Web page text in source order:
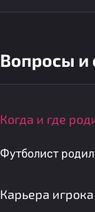
Вопросы и
Когда и где
Футболист
Карьера игрока